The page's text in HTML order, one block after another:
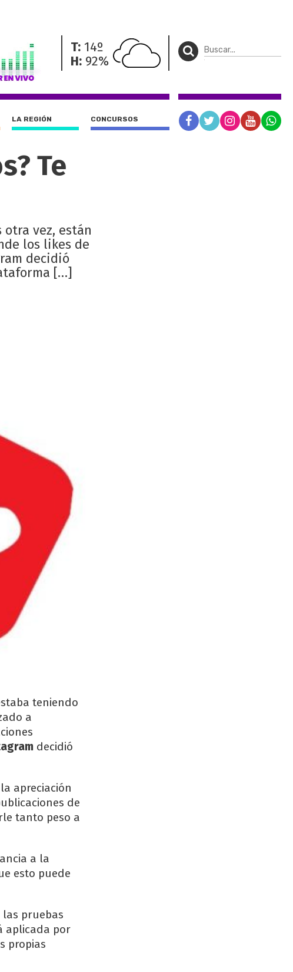
T: 14º
H: 92%
LA REGIÓN CONCURSOS
Te
vez, están
los likes de
decidió
[…]
teniendo
a
decidió
apreciación
de
tanto peso a
a la
esto puede
las pruebas
aplicada por
propias